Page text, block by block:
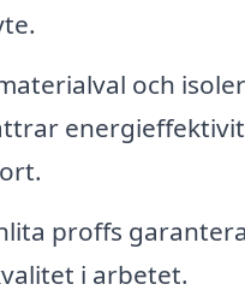
och
proffs
i arbetet.